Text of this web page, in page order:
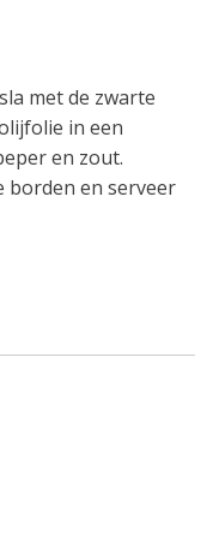
met de zwarte
in een
en zout.
borden en serveer